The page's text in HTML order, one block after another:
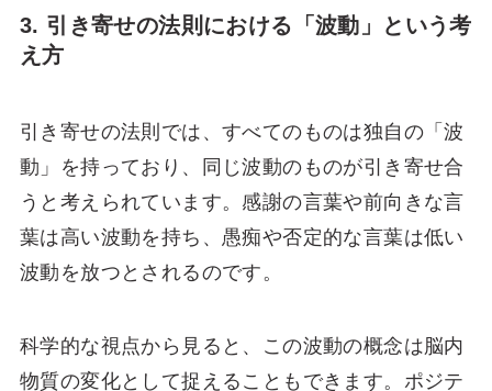
3. 引き寄せの法則における「波動」という考
え方
引き寄せの法則では、すべてのものは独自の「波
動」を持っており、同じ波動のものが引き寄せ合
うと考えられています。感謝の言葉や前向きな言
葉は高い波動を持ち、愚痴や否定的な言葉は低い
波動を放つとされるのです。
科学的な視点から見ると、この波動の概念は脳内
物質の変化として捉えることもできます。ポジテ